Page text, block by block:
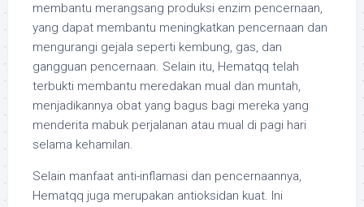
membantu merangsang produksi enzim pencernaan,
yang dapat membantu meningkatkan pencernaan dan
mengurangi gejala seperti kembung, gas, dan
gangguan pencernaan. Selain itu, Hematqq telah
terbukti membantu meredakan mual dan muntah,
menjadikannya obat yang bagus bagi mereka yang
menderita mabuk perjalanan atau mual di pagi hari
selama kehamilan.
Selain manfaat anti-inflamasi dan pencernaannya,
Hematqq juga merupakan antioksidan kuat. Ini